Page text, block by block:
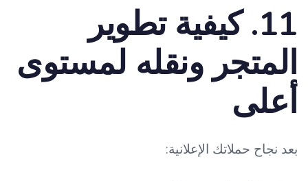
11. كيفية تطوير
المتجر ونقله لمستوى
أعلى
بعد نجاح حملاتك الإعلانية: